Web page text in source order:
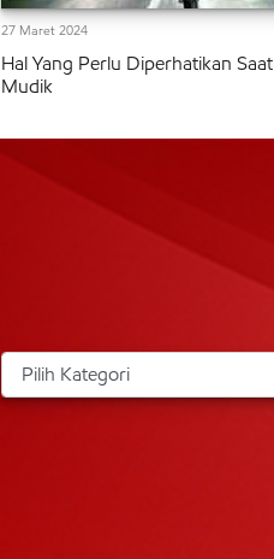
27 Maret 2024
Hal Yang Perlu Diperhatikan Saat
Mudik